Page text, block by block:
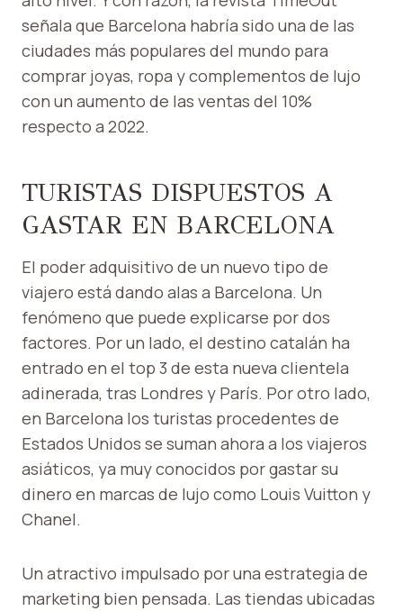
señala que Barcelona habría sido una de las
ciudades más populares del mundo para
comprar joyas, ropa y complementos de lujo
con un aumento de las ventas del 10%
respecto a 2022.
TURISTAS DISPUESTOS A
GASTAR EN BARCELONA
El poder adquisitivo de un nuevo tipo de
viajero está dando alas a Barcelona. Un
fenómeno que puede explicarse por dos
factores. Por un lado, el destino catalán ha
entrado en el top 3 de esta nueva clientela
adinerada, tras Londres y París. Por otro lado,
en Barcelona los turistas procedentes de
Estados Unidos se suman ahora a los viajeros
asiáticos, ya muy conocidos por gastar su
dinero en marcas de lujo como Louis Vuitton y
Chanel.
Un atractivo impulsado por una estrategia de
marketing bien pensada. Las tiendas ubicadas